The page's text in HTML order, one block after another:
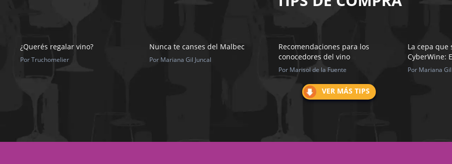
¿Querés regalar vino?
Por Truchomelier
Nunca te canses del Malbec
Por Mariana Gil Juncal
Recomendaciones para los
conocedores del vino
Por Marisol de la Fuente
La cepa
CyberWine:
Por Mariana
VER MÁS TIPS